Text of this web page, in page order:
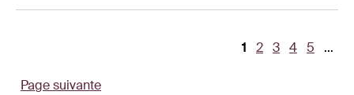
Page
1 Page
2 Page
3 Page
4 Page
5 …
Page suivante